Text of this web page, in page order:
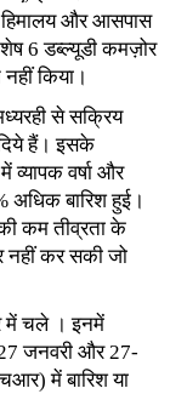
और आसपास
शेष 6 डब्ल्यूडी कमज़ोर
किया।
से सक्रिय
हैं। इसके
व्यापक वर्षा और
अधिक बारिश हुई।
कम तीव्रता के
नहीं कर सकी जो
में चले । इनमें
जनवरी और 27-
में बारिश या